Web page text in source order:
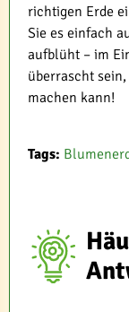
richtigen Erde
Sie es einfach
aufblüht – im
überrascht
machen kann!
Tags: